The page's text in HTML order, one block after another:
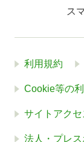
ス
利用規約
Cookie等の
サイトアク
法人・プレ